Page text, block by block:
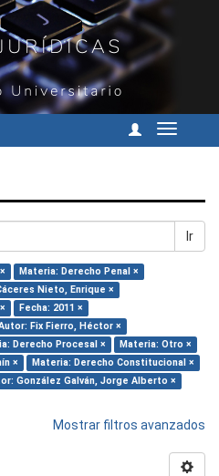
Cambiar
Ir
Materia: Derecho Penal ×
Nieto, Enrique ×
Fecha: 2011 ×
Fix Fierro, Héctor ×
Derecho Procesal ×
Materia: Otro ×
×
Materia: Derecho Constitucional ×
González Galván, Jorge Alberto ×
Mostrar filtros avanzados